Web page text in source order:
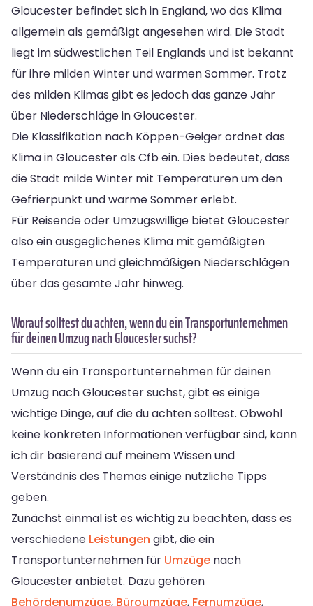
Gloucester befindet sich in England, wo das Klima
allgemein als gemäßigt angesehen wird. Die Stadt
liegt im südwestlichen Teil Englands und ist bekannt
für ihre milden Winter und warmen Sommer. Trotz
des milden Klimas gibt es jedoch das ganze Jahr
über Niederschläge in Gloucester.
Die Klassifikation nach Köppen-Geiger ordnet das
Klima in Gloucester als Cfb ein. Dies bedeutet, dass
die Stadt milde Winter mit Temperaturen um den
Gefrierpunkt und warme Sommer erlebt.
Für Reisende oder Umzugswillige bietet Gloucester
also ein ausgeglichenes Klima mit gemäßigten
Temperaturen und gleichmäßigen Niederschlägen
über das gesamte Jahr hinweg.
Worauf solltest du achten, wenn du ein Transportunternehmen
für deinen Umzug nach Gloucester suchst?
Wenn du ein Transportunternehmen für deinen
Umzug nach Gloucester suchst, gibt es einige
wichtige Dinge, auf die du achten solltest. Obwohl
keine konkreten Informationen verfügbar sind, kann
ich dir basierend auf meinem Wissen und
Verständnis des Themas einige nützliche Tipps
geben.
Zunächst einmal ist es wichtig zu beachten, dass es
verschiedene Leistungen gibt, die ein
Transportunternehmen für Umzüge nach
Gloucester anbietet. Dazu gehören
Behördenumzüge, Büroumzüge, Fernumzüge,